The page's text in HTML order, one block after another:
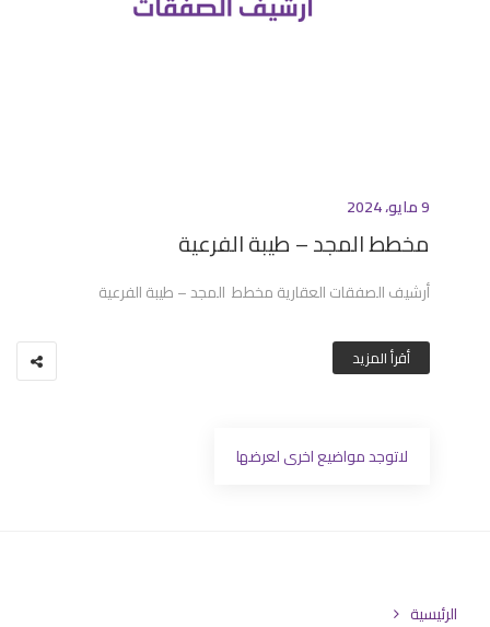
9 مايو، 2024
مخطط المجد – طيبة الفرعية
أرشيف الصفقات العقارية مخطط المجد – طيبة الفرعية
أقرأ المزيد
لاتوجد مواضيع اخرى لعرضها
الرئيسية